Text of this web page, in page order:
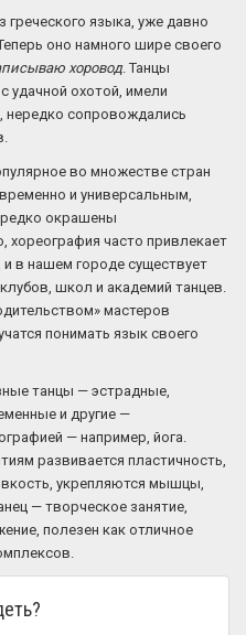
греческого языка, уже давно
оно намного шире своего
хоровод. Танцы
удачной охотой, имели
нередко сопровождались
во множестве стран
и универсальным,
окрашены
хореография часто привлекает
в нашем городе существует
школ и академий танцев.
мастеров
понимать язык своего
танцы — эстрадные,
и другие —
— например, йога.
развивается пластичность,
укрепляются мышцы,
— творческое занятие,
полезен как отличное